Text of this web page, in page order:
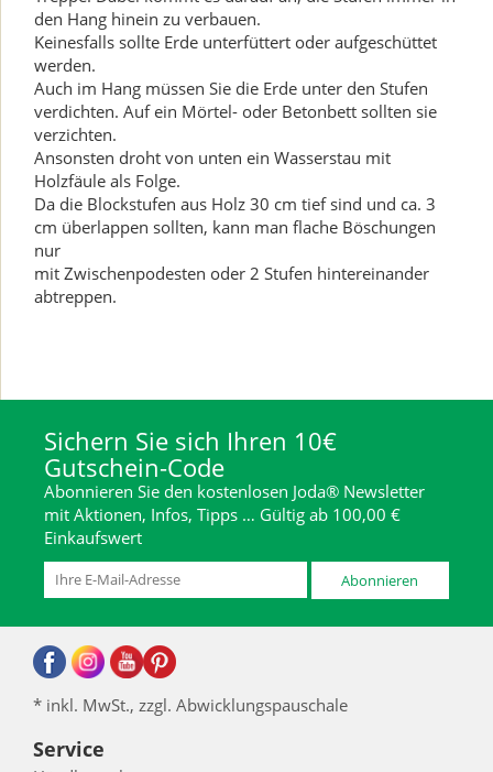
den Hang hinein zu verbauen.
Keinesfalls sollte Erde unterfüttert oder aufgeschüttet
werden.
Auch im Hang müssen Sie die Erde unter den Stufen
verdichten. Auf ein Mörtel- oder Betonbett sollten sie
verzichten.
Ansonsten droht von unten ein Wasserstau mit
Holzfäule als Folge.
Da die Blockstufen aus Holz 30 cm tief sind und ca. 3
cm überlappen sollten, kann man flache Böschungen
nur
mit Zwischenpodesten oder 2 Stufen hintereinander
abtreppen.
Sichern Sie sich Ihren 10€
Gutschein-Code
Abonnieren Sie den kostenlosen Joda® Newsletter
mit Aktionen, Infos, Tipps … Gültig ab 100,00 €
Einkaufswert
Abonnieren
* inkl. MwSt., zzgl. Abwicklungspauschale
Service